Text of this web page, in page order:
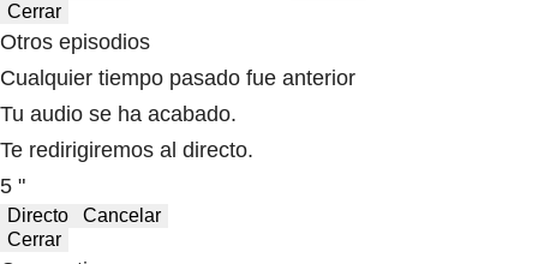
Cerrar
Otros episodios
Cualquier tiempo pasado fue anterior
Tu audio se ha acabado.
Te redirigiremos al directo.
5 "
Directo
Cancelar
Cerrar